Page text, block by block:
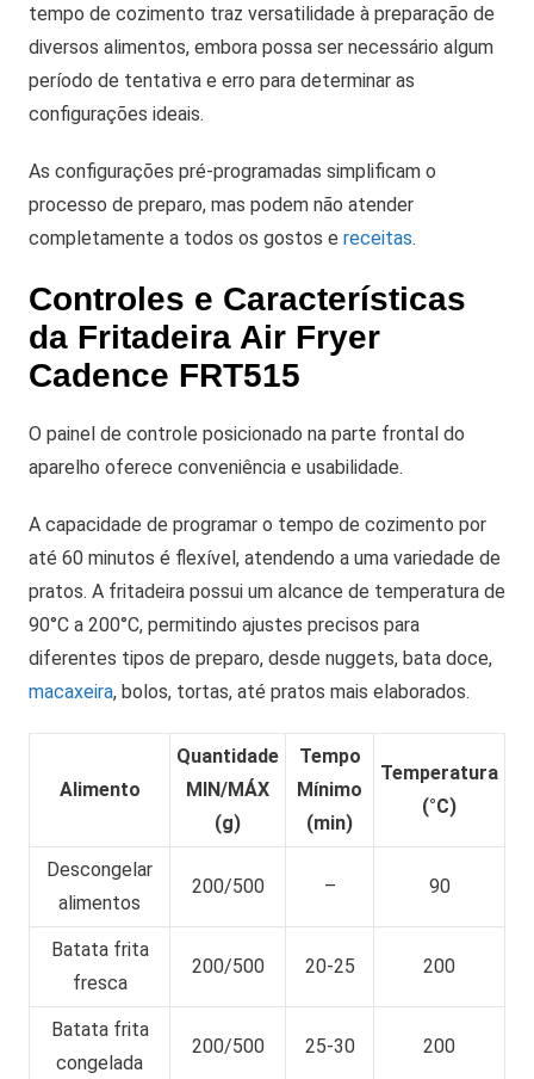
tempo de cozimento traz versatilidade à preparação de
diversos alimentos, embora possa ser necessário algum
período de tentativa e erro para determinar as
configurações ideais.
As configurações pré-programadas simplificam o
processo de preparo, mas podem não atender
completamente a todos os gostos e receitas.
Controles e Características
da Fritadeira Air Fryer
Cadence FRT515
O painel de controle posicionado na parte frontal do
aparelho oferece conveniência e usabilidade.
A capacidade de programar o tempo de cozimento por
até 60 minutos é flexível, atendendo a uma variedade de
pratos. A fritadeira possui um alcance de temperatura de
90°C a 200°C, permitindo ajustes precisos para
diferentes tipos de preparo, desde nuggets, bata doce,
macaxeira, bolos, tortas, até pratos mais elaborados.
Alimento
Quantidade
MIN/MÁX
(g)
Tempo
Mínimo
(min)
Temperatura
(°C)
Descongelar
alimentos
200/500 – 90
Batata frita
fresca
200/500 20-25 200
Batata frita
congelada
200/500 25-30 200